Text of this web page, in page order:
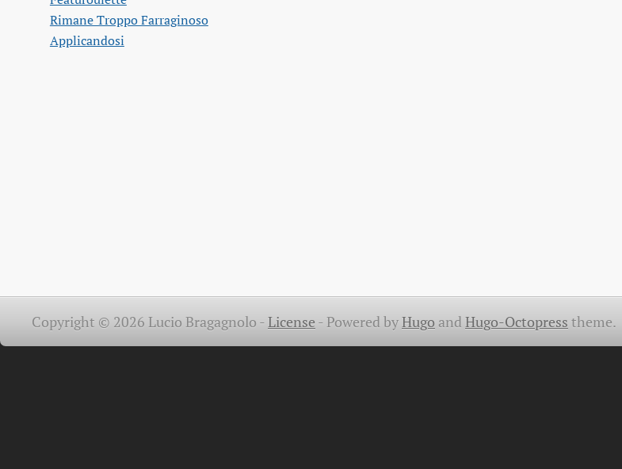
Rimane Troppo Farraginoso
Applicandosi
Copyright © 2026 Lucio Bragagnolo -License -Powered byHugoandHugo-Octopress theme.